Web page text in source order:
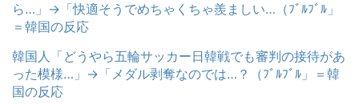
ら…」→「快適そうでめちゃくちゃ羨ましい…（ﾌﾞﾙﾌﾞﾙ」
＝韓国の反応
韓国人「どうやら五輪サッカー日韓戦でも審判の接待があ
った模様…」→「メダル剥奪なのでは…？（ﾌﾞﾙﾌﾞﾙ」＝韓
国の反応